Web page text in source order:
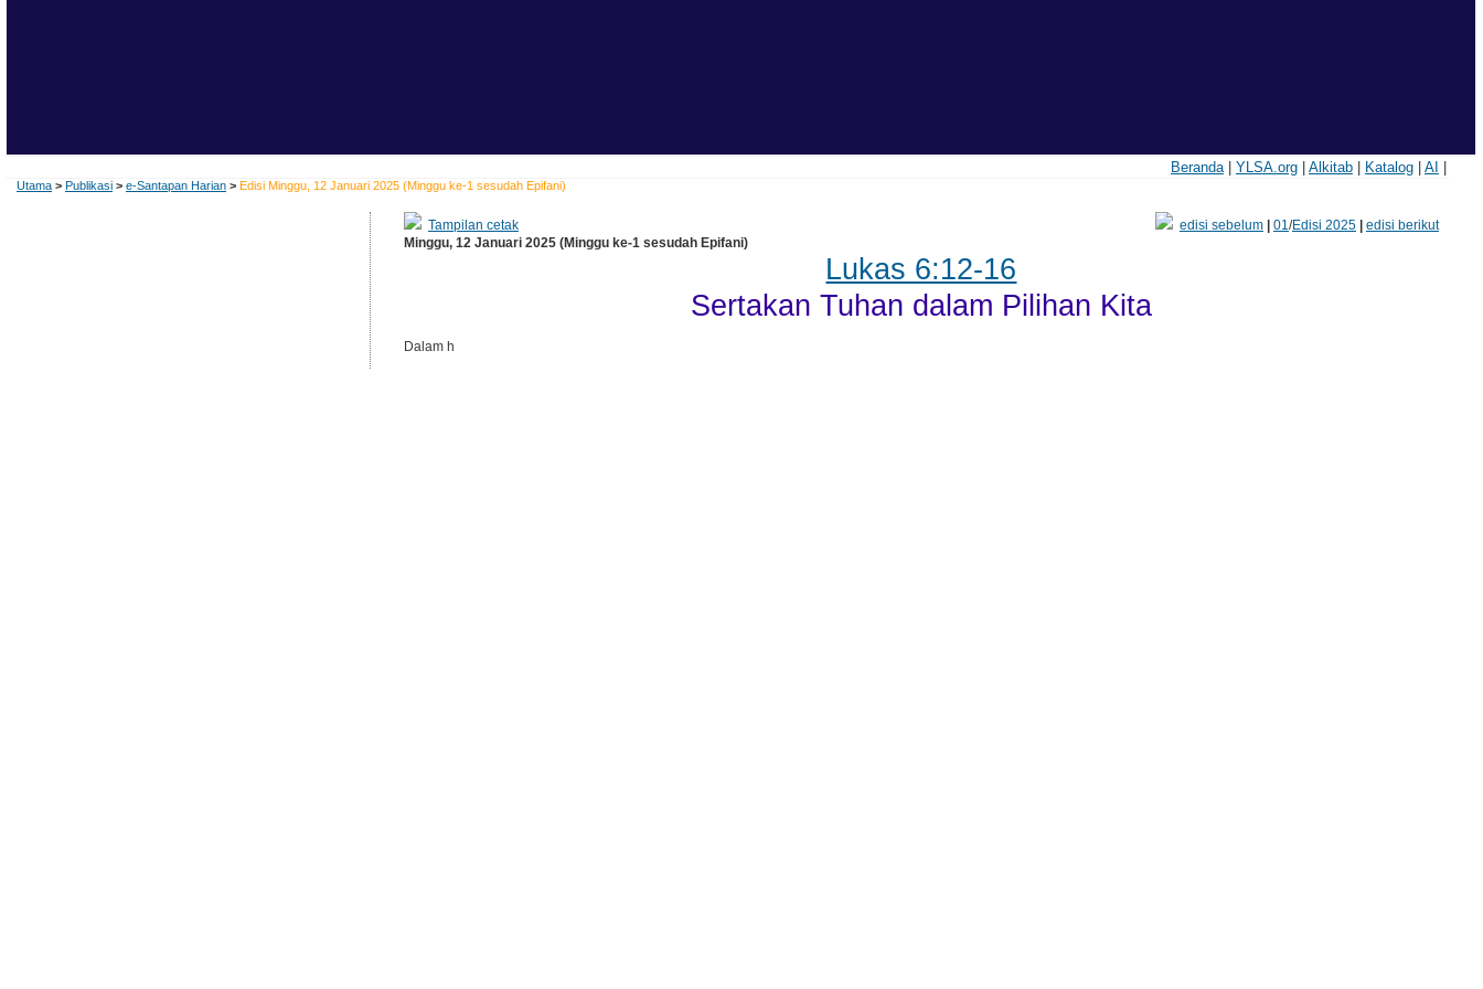
Beranda| YLSA.org| Alkitab| Katalog| AI
Utama > Publikasi > e-Santapan Harian > Edisi Minggu, 12 Januari 2025 (Minggu ke-1 sesudah Epifani)
Tampilan cetak edisi sebelum| 01/Edisi 2025| edisi berikut
Minggu, 12 Januari 2025 (Minggu ke-1 sesudah Epifani)
Lukas 6:12-16
Sertakan Tuhan dalam Pilihan Kita
Dalam h